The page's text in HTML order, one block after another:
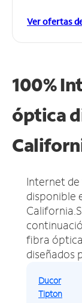
Ver ofertas
100%
óptica
Internet
disponible
California.
fibra
diseñados
Ducor
Tipton